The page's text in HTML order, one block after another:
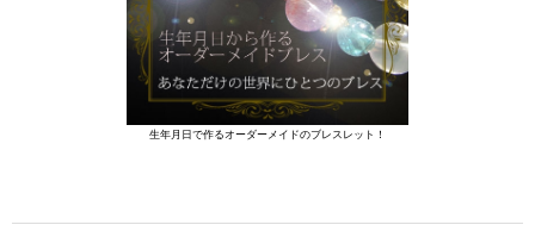
生年月日で作るオーダーメイドのブレスレット！